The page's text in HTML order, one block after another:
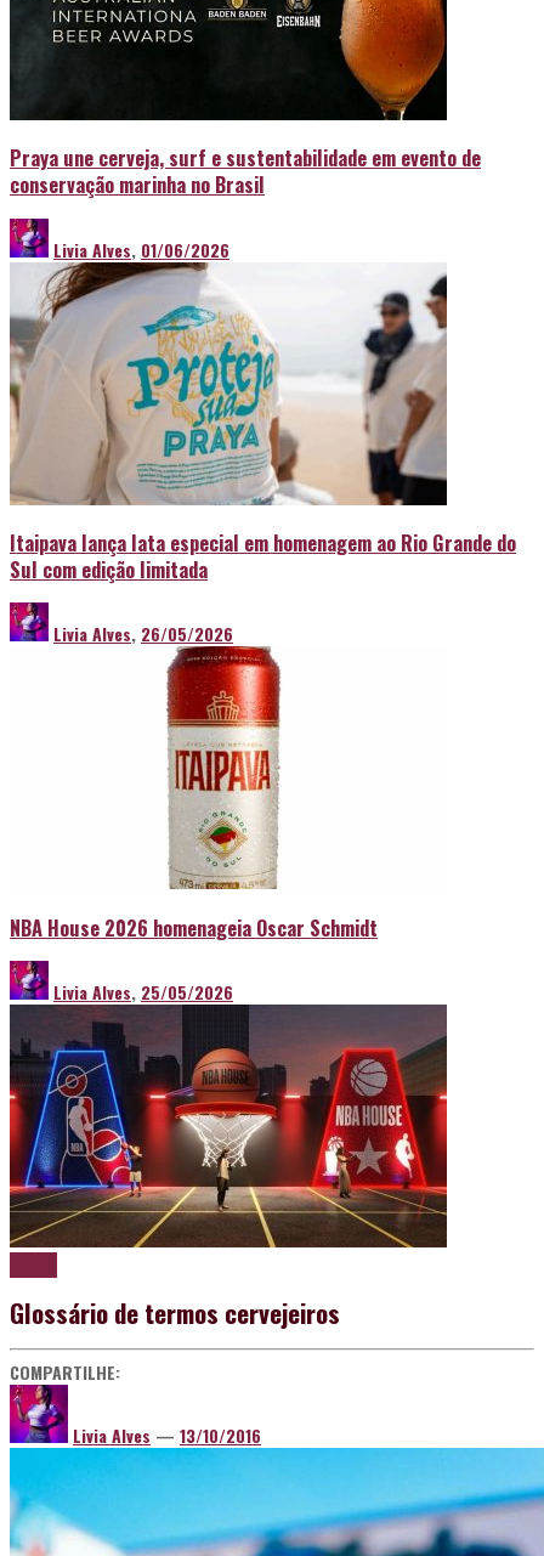
Praya une cerveja, surf e sustentabilidade em evento de
conservação marinha no Brasil
Livia Alves, 01/06/2026
Itaipava lança lata especial em homenagem ao Rio Grande do
Sul com edição limitada
Livia Alves, 26/05/2026
NBA House 2026 homenageia Oscar Schmidt
Livia Alves, 25/05/2026
Glossário de termos cervejeiros
COMPARTILHE:
Livia Alves — 13/10/2016